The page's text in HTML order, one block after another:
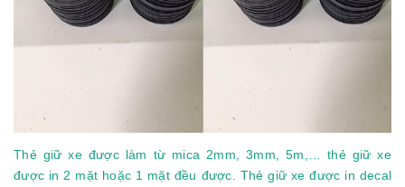
Thẻ giữ xe được làm từ mica 2mm, 3mm, 5m,… thẻ giữ xe
được in 2 mặt hoặc 1 mặt đều được. Thẻ giữ xe được in decal